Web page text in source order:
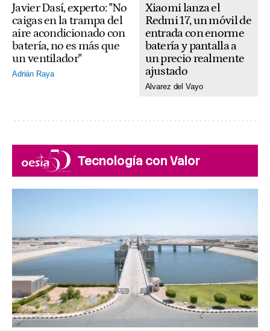
Javier Dasí, experto: "No
caigas en la trampa del
aire acondicionado con
batería, no es más que
un ventilador"
Adrián Raya
Xiaomi lanza el
Redmi 17, un móvil de
entrada con enorme
batería y pantalla a
un precio realmente
ajustado
Alvarez del Vayo
Tecnología con Valor